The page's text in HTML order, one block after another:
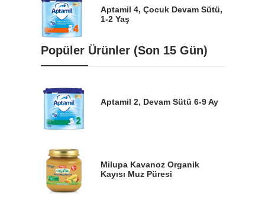
Aptamil 4, Çocuk Devam Sütü,
1-2 Yaş
Popüler Ürünler (Son 15 Gün)
Aptamil 2, Devam Sütü 6-9 Ay
Milupa Kavanoz Organik
Kayısı Muz Püresi